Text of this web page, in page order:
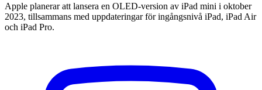
Apple planerar att lansera en OLED-version av iPad mini i oktober
2023, tillsammans med uppdateringar för ingångsnivå iPad, iPad Air
och iPad Pro.